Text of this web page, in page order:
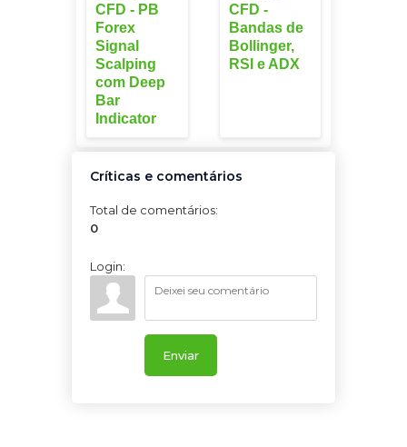
CFD - PB
Forex
Signal
Scalping
com Deep
Bar
Indicator
CFD -
Bandas de
Bollinger,
RSI e ADX
Críticas e comentários
Total de comentários:
0
Login:
Enviar